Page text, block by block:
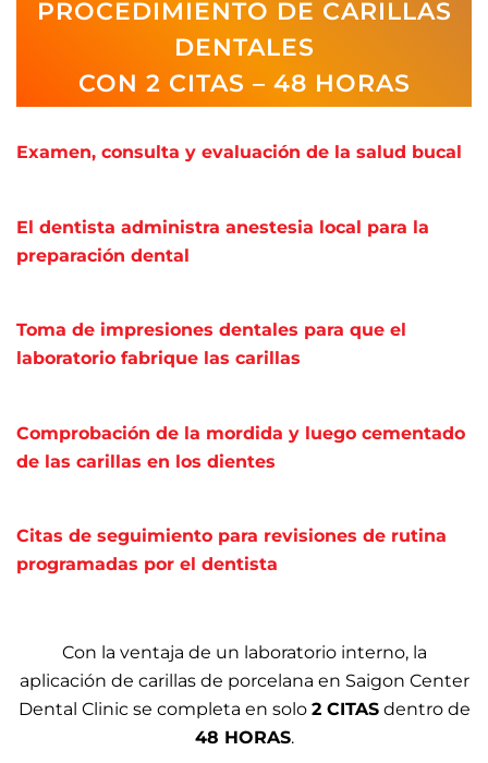
PROCEDIMIENTO DE CARILLAS
DENTALES
CON 2 CITAS – 48 HORAS
Examen, consulta y evaluación de la salud bucal
El dentista administra anestesia local para la
preparación dental
Toma de impresiones dentales para que el
laboratorio fabrique las carillas
Comprobación de la mordida y luego cementado
de las carillas en los dientes
Citas de seguimiento para revisiones de rutina
programadas por el dentista
Con la ventaja de un laboratorio interno, la
aplicación de carillas de porcelana en Saigon Center
Dental Clinic se completa en solo 2 CITASdentro de
48 HORAS.